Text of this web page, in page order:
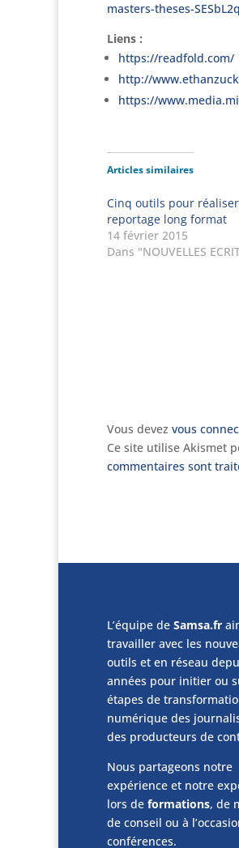
masters-theses-
Liens :
https://readfold.com/
http://
https://
Articles similaires
Cinq outils pour
reportage long format
14 février 2015
Dans "NOUVELLES
Vous devez vous
Ce site utilise Akismet
commentaires sont
L’équipe de Samsa.fr
travailler avec les
outils et en réseau
années pour initier ou
étapes de
numérique des
des producteurs de
Nous partageons notre
expérience et notre
lors de formations, de
de conseil ou à
conférences.